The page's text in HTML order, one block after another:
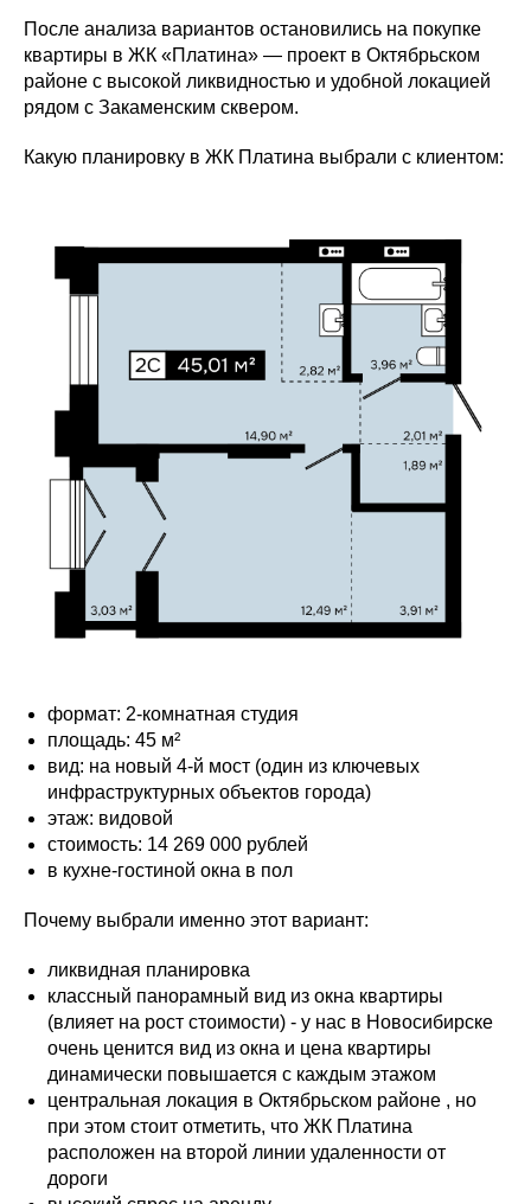
После анализа вариантов остановились на покупке
квартиры в ЖК «Платина» — проект в Октябрьском
районе с высокой ликвидностью и удобной локацией
рядом с Закаменским сквером.
Какую планировку в ЖК Платина выбрали с клиентом:
формат: 2-комнатная студия
площадь: 45 м²
вид: на новый 4-й мост (один из ключевых
инфраструктурных объектов города)
этаж: видовой
стоимость: 14 269 000 рублей
в кухне-гостиной окна в пол
Почему выбрали именно этот вариант:
ликвидная планировка
классный панорамный вид из окна квартиры
(влияет на рост стоимости) - у нас в Новосибирске
очень ценится вид из окна и цена квартиры
динамически повышается с каждым этажом
центральная локация в Октябрьском районе , но
при этом стоит отметить, что ЖК Платина
расположен на второй линии удаленности от
дороги